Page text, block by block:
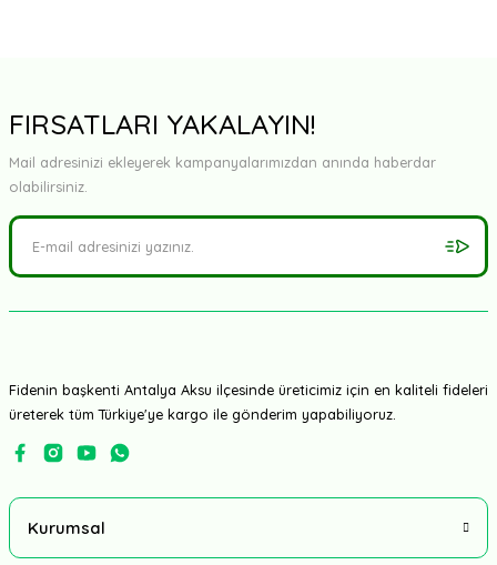
FIRSATLARI YAKALAYIN!
Mail adresinizi ekleyerek kampanyalarımızdan anında haberdar
olabilirsiniz.
Fidenin başkenti Antalya Aksu ilçesinde üreticimiz için en kaliteli fideleri
üreterek tüm Türkiye'ye kargo ile gönderim yapabiliyoruz.
Kurumsal